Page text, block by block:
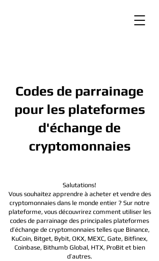
Codes de parrainage
pour les plateformes
d'échange de
cryptomonnaies
Salutations!
Vous souhaitez apprendre à acheter et vendre des
cryptomonnaies dans le monde entier ? Sur notre
plateforme, vous découvrirez comment utiliser les
codes de parrainage des principales plateformes
d’échange de cryptomonnaies telles que Binance,
KuCoin, Bitget, Bybit, OKX, MEXC, Gate, Bitfinex,
Coinbase, Bithumb Global, HTX, ProBit et bien
d’autres.